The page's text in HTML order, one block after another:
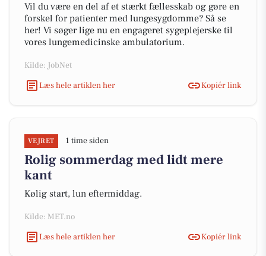
Vil du være en del af et stærkt fællesskab og gøre en
forskel for patienter med lungesygdomme? Så se
her! Vi søger lige nu en engageret sygeplejerske til
vores lungemedicinske ambulatorium.
Kilde: JobNet
Læs hele artiklen her
Kopiér link
VEJRET 1 time siden
Rolig sommerdag med lidt mere
kant
Kølig start, lun eftermiddag.
Kilde: MET.no
Læs hele artiklen her
Kopiér link